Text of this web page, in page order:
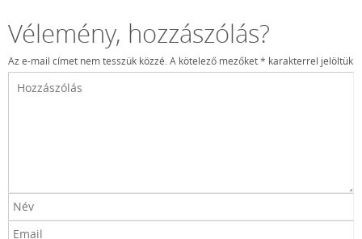
Vélemény, hozzászólás?
Az e-mail címet nem tesszük közzé.A kötelező mezőket* karakterrel jelöltük